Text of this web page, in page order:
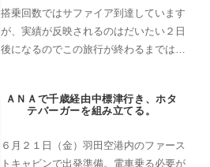
搭乗回数ではサファイア到達しています
が、実績が反映されるのはだいたい２日
後になるのでこの旅行が終わるまではク
ていますが、この時は既にサファイアで
ＡＮＡで千歳経由中標津行き、ホタ
テバーガーを組み立てる。
６月２１日（金）羽田空港内のファース
トキャビンで出発準備。電車乗る必要が